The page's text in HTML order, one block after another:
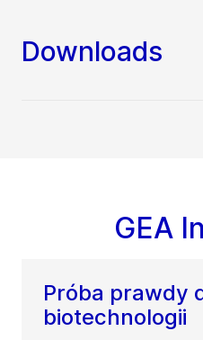
Downloads
GEA
Próba prawdy
biotechnologii